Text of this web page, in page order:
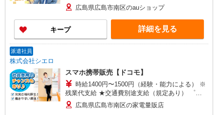
+゜ 入社祝い金10万円支給(規定有) お友達を紹介
頂くと, インセンティブ支給(規定有) ★月2回払
い・週払い可能（規程有）★ ゜・。○。・゜
+゜・。○。・゜+゜
広島県広島市南区のauショップ
キープ 詳細を見る
派遣社員
株式会社シエロ
スマホ携帯販売【ドコモ】
時給1400円〜1500円（経験・能力による） ※
残業代支給 ★交通費別途支給（規定あり） ゜
+゜・。○。・゜+゜・。○。・゜+゜ 入社祝い金10
万円支給(規定有) お友達を紹介頂くと, インセンテ
広島県広島市南区の家電量販店